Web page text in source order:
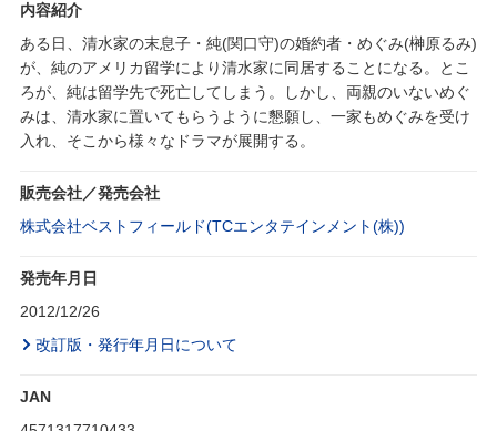
内容紹介
ある日、清水家の末息子・純(関口守)の婚約者・めぐみ(榊原るみ)
が、純のアメリカ留学により清水家に同居することになる。とこ
ろが、純は留学先で死亡してしまう。しかし、両親のいないめぐ
みは、清水家に置いてもらうように懇願し、一家もめぐみを受け
入れ、そこから様々なドラマが展開する。
販売会社／発売会社
株式会社ベストフィールド(TCエンタテインメント(株))
発売年月日
2012/12/26
改訂版・発行年月日について
JAN